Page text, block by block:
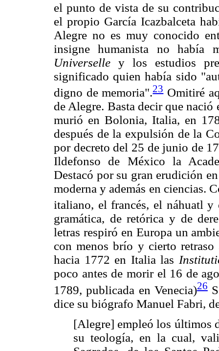
el punto de vista de su
el propio García Icazbalceta
Alegre no es muy conocido
insigne humanista no
Universelle y los estudios
significado quien había sido
digno de memoria".23Omitiré
de Alegre. Basta decir que
murió en Bolonia, Italia, en
después de la expulsión de la
por decreto del 25 de junio de
Ildefonso de México la
Destacó por su gran erudición
moderna y además en ciencias.
italiano, el francés, el náhuatl y
gramática, de retórica y de
letras respiró en Europa un
con menos brío y cierto
hacia 1772 en Italia las
poco antes de morir el 16 de
1789, publicada en Venecia)26
dice su biógrafo Manuel Fabri,
[Alegre] empleó los últimos
su teología, en la cual,